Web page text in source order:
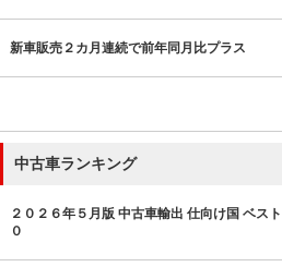
新車販売２カ月連続で前年同月比プラス
中古車ランキング
２０２６年５月版 中古車輸出 仕向け国 ベス
０